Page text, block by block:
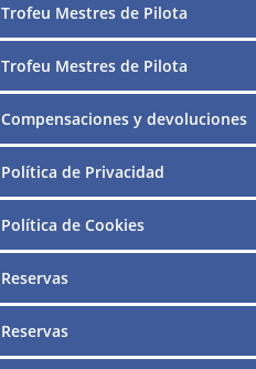
Trofeu Mestres de Pilota
Trofeu Mestres de Pilota
Compensaciones y devoluciones
Política de Privacidad
Política de Cookies
Reservas
Reservas